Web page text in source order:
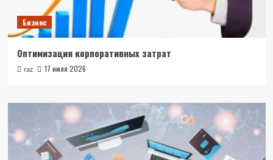
Бизнес
Оптимизация корпоративных затрат
raz 17 июля 2026